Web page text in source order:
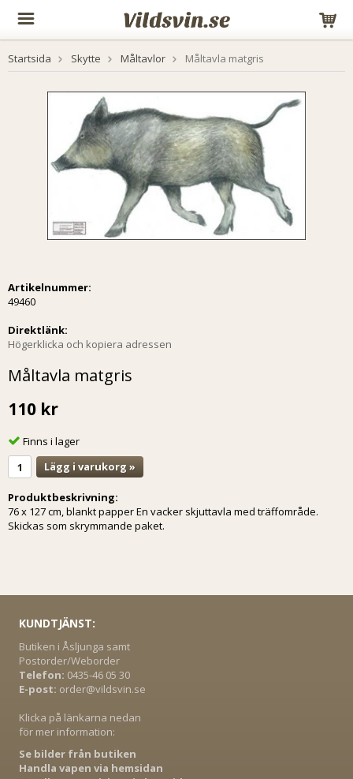
Startsida Skytte Måltavlor Måltavla matgris
Artikelnummer:
49460
Direktlänk:
Högerklicka och kopiera adressen
Måltavla matgris
110 kr
Finns i lager
Lägg i varukorg »
Produktbeskrivning:
76 x 127 cm, blankt papper En vacker skjuttavla med träffområde.
Skickas som skrymmande paket.
KUNDTJÄNST:
Butiken i Åsljunga samt
Postorder/Weborder
Telefon: 0435-46 05 30
E-post: order@vildsvin.se
Klicka på länkarna nedan
för mer information:
Se bilder från butiken
Handla vapen via hemsidan